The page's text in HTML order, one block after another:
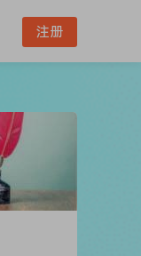
注册